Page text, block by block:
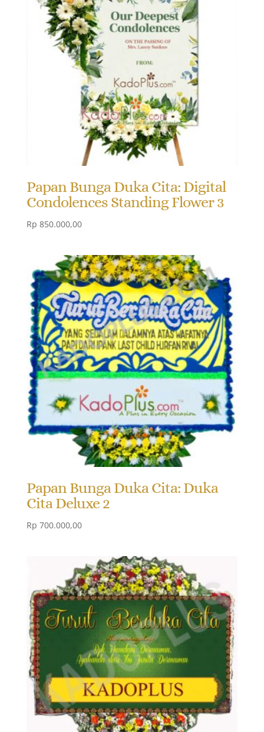
Papan Bunga Duka Cita: Digital
Condolences Standing Flower 3
Rp 850.000,00
Papan Bunga Duka Cita: Duka
Cita Deluxe 2
Rp 700.000,00